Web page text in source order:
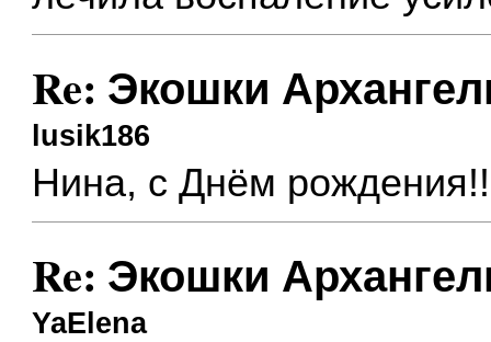
Re: Экошки
lusik186
Нина, с Днём
Re: Экошки
YaElena